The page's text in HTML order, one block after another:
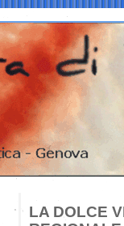
LA DOLCE